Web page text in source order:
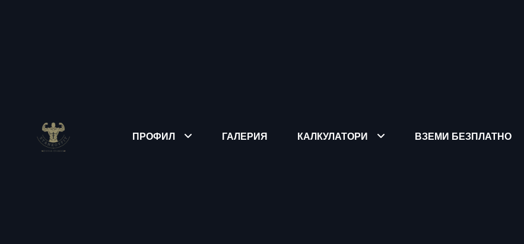
ПРОФИЛ ГАЛЕРИЯ КАЛКУЛАТОРИ ВЗЕМИ БЕЗПЛАТНО